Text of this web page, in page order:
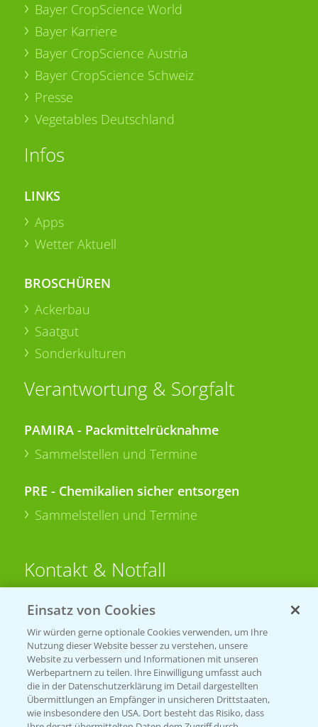
Bayer CropScience World
Bayer Karriere
Bayer CropScience Austria
Bayer CropScience Schweiz
Presse
Vegetables Deutschland
Infos
LINKS
Apps
Wetter Aktuell
BROSCHÜREN
Ackerbau
Saatgut
Sonderkulturen
Verantwortung & Sorgfalt
PAMIRA - Packmittelrücknahme
Sammelstellen und Termine
PRE - Chemikalien sicher entsorgen
Sammelstellen und Termine
Kontakt & Notfall
Beratung auf WhatsApp
T.+49 (0)174 346 564 1
KONTAKT
Hilfe in Notfällen
Einsatz von Cookies
Wir würden gerne optionale Cookies verwenden, um Ihre
Nutzung dieser Website besser zu verstehen, unsere
Website zu verbessern und Informationen mit unseren
Werbepartnern zu teilen. Ihre Einwilligung umfasst auch
die in der Datenschutzerklärung im Detail dargestellten
Übermittlungen an Empfänger in unsicheren Drittstaaten,
wie insbesondere den USA. Dort besteht das Risiko, dass